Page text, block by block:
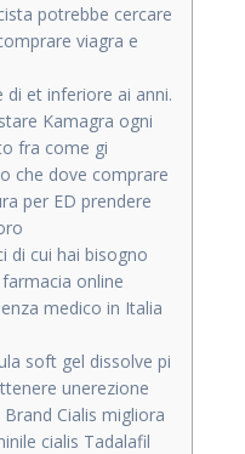
potrebbe cercare
viagra e
di et inferiore ai anni.
Kamagra ogni
fra come gi
che dove comprare
per ED prendere
di cui hai bisogno
online
medico in Italia
soft gel dissolve pi
unerezione
Cialis migliora
cialis Tadalafil